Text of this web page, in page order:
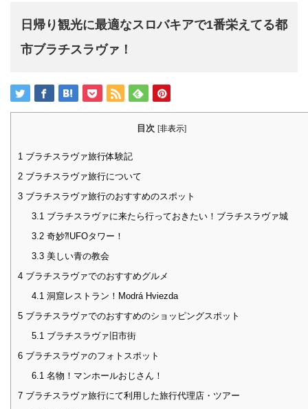
日帰り観光に最適なスロバキアで1番栄えてる都
市ブラチスラヴァ！
目次 [非表示]
1 ブラチスラヴァ旅行体験記
2 ブラチスラヴァ旅行について
3 ブラチスラヴァ旅行のおすすめのスポット
3.1 ブラチスラヴァに来たら行っておきたい！ブラチスラヴァ城
3.2奇妙⁈UFOタワー！
3.3美しい青の教会
4 ブラチスラヴァでのおすすめグルメ
4.1 洞窟レストラン！Modrá Hviezda
5 ブラチスラヴァでのおすすめのショッピングスポット
5.1 ブラチスラヴァ旧市街
6 ブラチスラヴァのフォトスポット
6.1 名物！マンホールおじさん！
7 ブラチスラヴァ旅行にて利用した旅行代理店・ツアー